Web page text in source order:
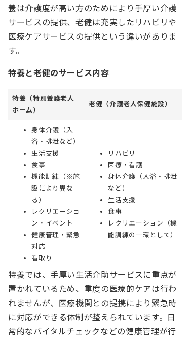
養は介護度が高い方のためにより手厚い介護
サービスの提供、老健は充実したリハビリや
医療ケアサービスの提供という違いがありま
す。
特養と老健のサービス内容
特養（特別養護老人
ホーム）
老健（介護老人保健施設）
身体介護（入
浴・排泄など）
生活支援
食事
機能訓練（※施
設により異な
る）
レクリエーショ
ン・イベント
健康管理・緊急
対応
看取り
リハビリ
医療・看護
身体介護（入浴・排泄
など）
生活支援
食事
レクリエーション（機
能訓練の一環として）
特養では、手厚い生活介助サービスに重点が
置かれているため、重度の医療的ケアは行わ
れませんが、医療機関との提携により緊急時
に対応ができる体制が整えられています。日
常的なバイタルチェックなどの健康管理が行